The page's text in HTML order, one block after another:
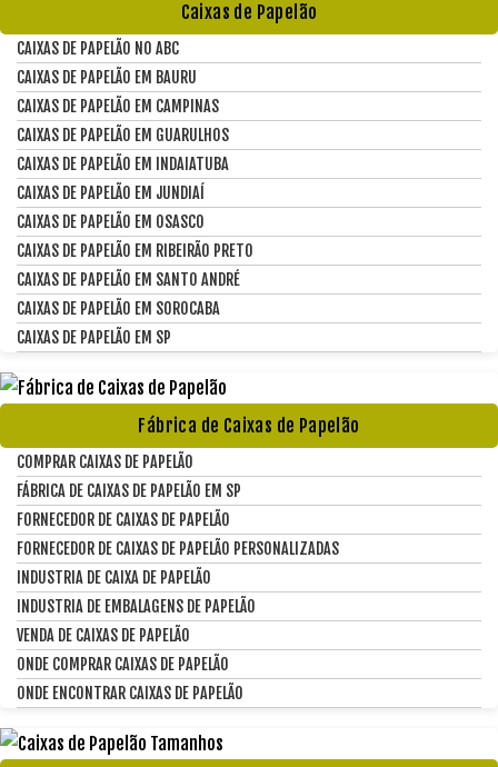
Caixas de Papelão
CAIXAS DE PAPELÃO NO ABC
CAIXAS DE PAPELÃO EM BAURU
CAIXAS DE PAPELÃO EM CAMPINAS
CAIXAS DE PAPELÃO EM GUARULHOS
CAIXAS DE PAPELÃO EM INDAIATUBA
CAIXAS DE PAPELÃO EM JUNDIAÍ
CAIXAS DE PAPELÃO EM OSASCO
CAIXAS DE PAPELÃO EM RIBEIRÃO PRETO
CAIXAS DE PAPELÃO EM SANTO ANDRÉ
CAIXAS DE PAPELÃO EM SOROCABA
CAIXAS DE PAPELÃO EM SP
Fábrica de Caixas de Papelão
COMPRAR CAIXAS DE PAPELÃO
FÁBRICA DE CAIXAS DE PAPELÃO EM SP
FORNECEDOR DE CAIXAS DE PAPELÃO
FORNECEDOR DE CAIXAS DE PAPELÃO PERSONALIZADAS
INDUSTRIA DE CAIXA DE PAPELÃO
INDUSTRIA DE EMBALAGENS DE PAPELÃO
VENDA DE CAIXAS DE PAPELÃO
ONDE COMPRAR CAIXAS DE PAPELÃO
ONDE ENCONTRAR CAIXAS DE PAPELÃO